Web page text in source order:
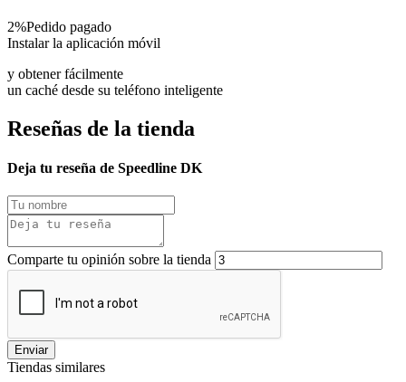
2%Pedido pagado
Instalar la aplicación móvil
y obtener fácilmente
un caché desde su teléfono inteligente
Reseñas de la tienda
Deja tu reseña de Speedline DK
Comparte tu opinión sobre la tienda
Enviar
Tiendas similares